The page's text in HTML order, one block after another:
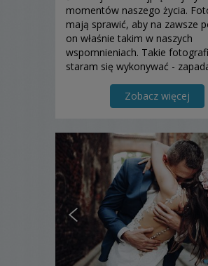
momentów naszego życia.
mają sprawić, aby na zawsze
on właśnie takim w naszych
wspomnieniach. Takie
staram się wykonywać -
Zobacz więcej